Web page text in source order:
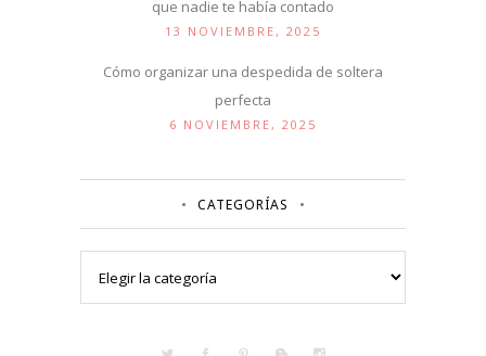
que nadie te había contado
13 NOVIEMBRE, 2025
Cómo organizar una despedida de soltera
perfecta
6 NOVIEMBRE, 2025
CATEGORÍAS